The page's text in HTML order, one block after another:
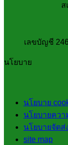
ส
เลขบัญชี
นโยบาย
นโยบาย
นโยบายควา
นโยบายจัดส่
site map